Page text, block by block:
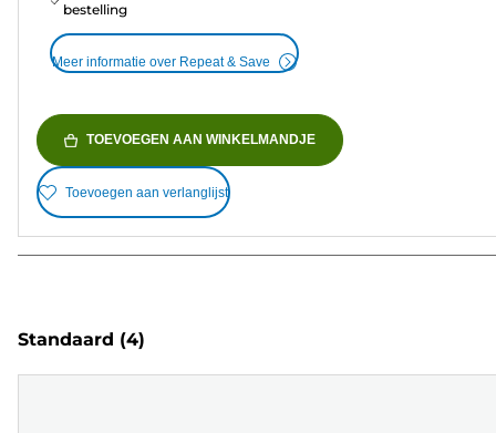
bestelling
Meer informatie over Repeat & Save
TOEVOEGEN AAN WINKELMANDJE
Toevoegen aan verlanglijst
Standaard (4)